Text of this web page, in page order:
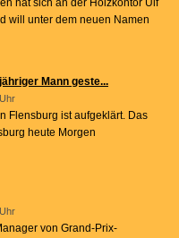
hat sich an der Holzkontor Ulf
will unter dem neuen Namen
Mann geste...
Flensburg ist aufgeklärt. Das
heute Morgen
von Grand-Prix-